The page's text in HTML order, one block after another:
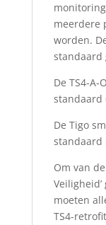
meerdere
worden.
standaard
De TS4-
standaard
De Tigo
standaard
Om van
moeten
TS4-